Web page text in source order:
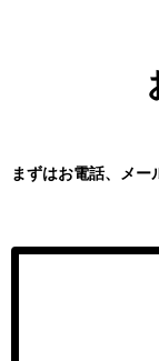
本ポリシーに関
住所：〒802-
まずはお電話、メー